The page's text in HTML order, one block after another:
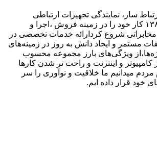
ساز، نمایندگی تجهیزات ارتباطی
پاناسونیک از سال ۱۳۸۵ کار خود را در زمینه فروش ،اجرا و
شروع کردارائه خدمات تخصصی در
مستمر و ایجاد دانش به‌ روز در زمینه‌های
ویژگی‌های بارز مجموعه محسوب
و اینترنت و راحت تر شدن کارها
میدانیم ما خلاقیت و نوآوری را سر
خود قرار داده ایم.